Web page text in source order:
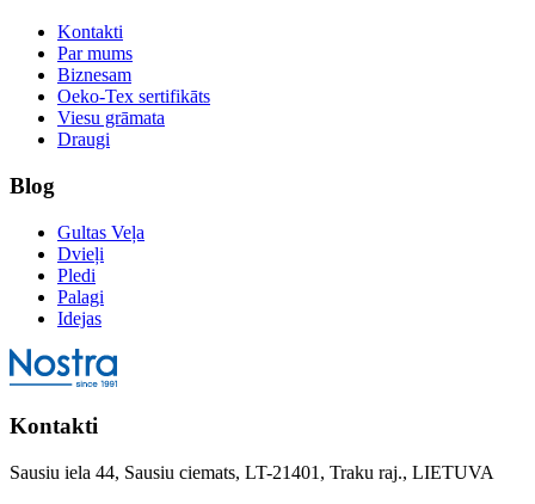
Kontakti
Par mums
Biznesam
Oeko-Tex sertifikāts
Viesu grāmata
Draugi
Blog
Gultas Veļa
Dvieļi
Pledi
Palagi
Idejas
Kontakti
Sausiu iela 44, Sausiu ciemats, LT-21401, Traku raj., LIETUVA